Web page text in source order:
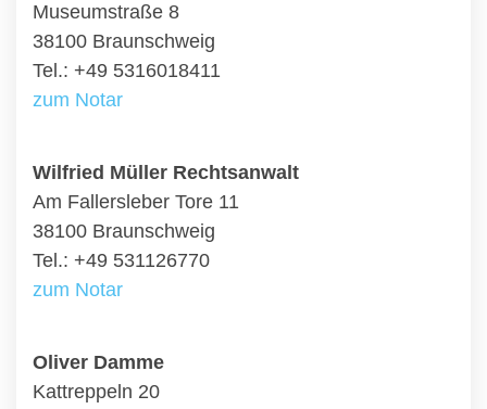
Museumstraße 8
38100 Braunschweig
Tel.: +49 5316018411
zum Notar
Wilfried Müller Rechtsanwalt
Am Fallersleber Tore 11
38100 Braunschweig
Tel.: +49 531126770
zum Notar
Oliver Damme
Kattreppeln 20